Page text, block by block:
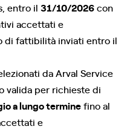
entro il 31/10/2026con
accettati e
di fattibilità inviati entro il
da Arval Service
valida per richieste di
a lungo terminefino al
e